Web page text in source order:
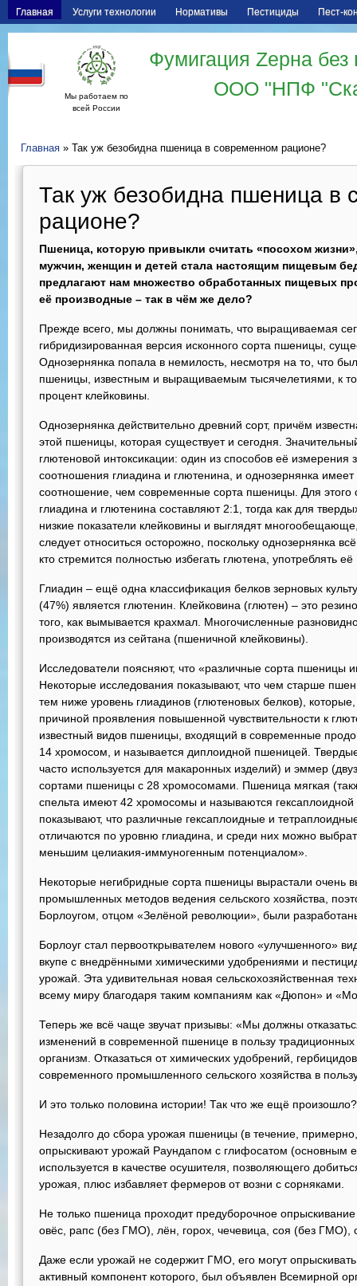
Главная Услуги технологии Нормативы Пестициды Пест-
Мы работаем по
всей России
Фумигация Zерна
ООО "НПФ
Главная » Так уж безобидна пшеница в современном рационе?
Так уж безобидна пшеница в
рационе?
Пшеница, которую привыкли считать «посохом
мужчин, женщин и детей стала настоящим пищевым
предлагают нам множество обработанных пищевых
её производные – так в чём же дело?
Прежде всего, мы должны понимать, что выращиваемая
гибридизированная версия исконного сорта пшеницы,
Однозернянка попала в немилость, несмотря на то, что
пшеницы, известным и выращиваемым тысячелетиями, к
процент клейковины.
Однозернянка действительно древний сорт, причём
этой пшеницы, которая существует и сегодня.
глютеновой интоксикации: один из способов её измерения
соотношения глиадина и глютенина, и однозернянка имеет
соотношение, чем современные сорта пшеницы. Для этого
глиадина и глютенина составляют 2:1, тогда как для
низкие показатели клейковины и выглядят
следует относиться осторожно, поскольку однозернянка
кто стремится полностью избегать глютена, употреблять
Глиадин – ещё одна классификация белков зерновых
(47%) является глютенин. Клейковина (глютен) – это
того, как вымывается крахмал. Многочисленные
производятся из сейтана (пшеничной клейковины).
Исследователи поясняют, что «различные сорта пшеницы
Некоторые исследования показывают, что чем старше
тем ниже уровень глиадинов (глютеновых белков),
причиной проявления повышенной чувствительности к
известный видов пшеницы, входящий в современные
14 хромосом, и называется диплоидной пшеницей.
часто используется для макаронных изделий) и эммер
сортами пшеницы с 28 хромосомами. Пшеница мягкая
спельта имеют 42 хромосомы и называются
показывают, что различные гексаплоидные и
отличаются по уровню глиадина, и среди них можно
меньшим целиакия-иммуногенным потенциалом».
Некоторые негибридные сорта пшеницы вырастали очень
промышленных методов ведения сельского хозяйства,
Борлоугом, отцом «Зелёной революции», были
Борлоуг стал первооткрывателем нового «улучшенного»
вкупе с внедрёнными химическими удобрениями и
урожай. Эта удивительная новая сельскохозяйственная
всему миру благодаря таким компаниям как «Дюпон» и
Теперь же всё чаще звучат призывы: «Мы должны
изменений в современной пшенице в пользу
организм. Отказаться от химических удобрений,
современного промышленного сельского хозяйства в
И это только половина истории! Так что же ещё произошло?
Незадолго до сбора урожая пшеницы (в течение,
опрыскивают урожай Раундапом с глифосатом (основным
используется в качестве осушителя, позволяющего
урожая, плюс избавляет фермеров от возни с сорняками.
Не только пшеница проходит предуборочное
овёс, рапс (без ГМО), лён, горох, чечевица, соя (без ГМО),
Даже если урожай не содержит ГМО, его могут
активный компонент которого, был объявлен Всемирной